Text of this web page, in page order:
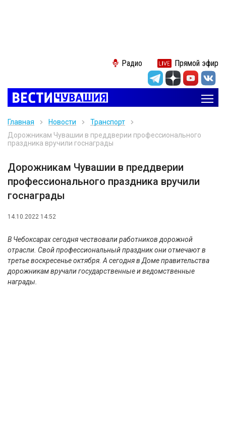
Радио Прямой эфир
Главная Новости
Транспорт
Дорожникам Чувашии в преддверии профессионального
праздника вручили госнаграды
Дорожникам Чувашии в преддверии
профессионального праздника вручили
госнаграды
14.10.2022 14:52
В Чебоксарах сегодня чествовали работников дорожной
отрасли. Свой профессиональный праздник они отмечают в
третье воскресенье октября. А сегодня в Доме правительства
дорожникам вручали государственные и ведомственные
награды.